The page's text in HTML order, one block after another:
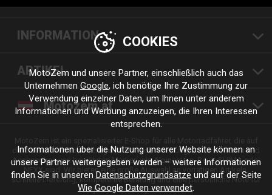
INFORMATION
ARTIKEL
Motozem.at
der Suche nach hochwertiger Motorradbekleidung, Zubehör, Teilen und
Accessoires von bewährten Marken wie Alpinestars, Revit, SHIMA oder
NEXX sind. Wir bieten eine große Auswahl an vorrätigen Artikeln,
schnelle Lieferung, kompetente Beratung und eine persönliche Note für
jede Fahrt und jeden Stil.
COOKIES
MotoZem und unsere Partner, einschließlich auch das
Unternehmen Google, ich benötige Ihre Zustimmung zur
Verwendung einzelner Daten, um Ihnen unter anderem
Informationen und Werbung anzuzeigen, die Ihren Interessen
entsprechen.
Informationen über die Nutzung unserer Website können an
unsere Partner weitergegeben werden – weitere Informationen
finden Sie in unseren Datenschutzgrundsätze und auf der Seite
Wie Google Daten verwendet.